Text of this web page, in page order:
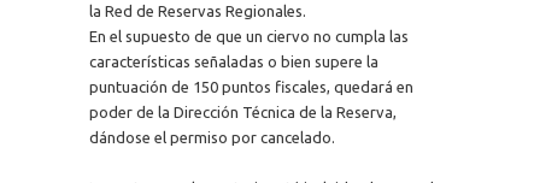
la Red de Reservas Regionales.
En el supuesto de que un ciervo no cumpla las
características señaladas o bien supere la
puntuación de 150 puntos fiscales, quedará en
poder de la Dirección Técnica de la Reserva,
dándose el permiso por cancelado.